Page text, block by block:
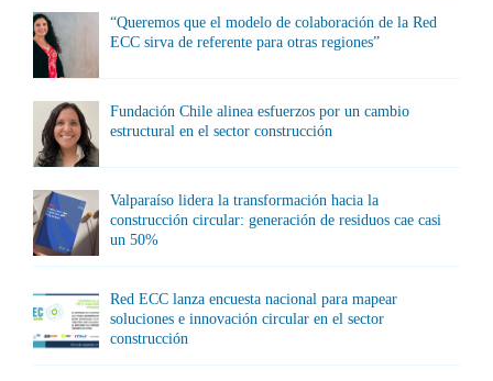
“Queremos que el modelo de colaboración de la Red
ECC sirva de referente para otras regiones”
Fundación Chile alinea esfuerzos por un cambio
estructural en el sector construcción
Valparaíso lidera la transformación hacia la
construcción circular: generación de residuos cae casi
un 50%
Red ECC lanza encuesta nacional para mapear
soluciones e innovación circular en el sector
construcción